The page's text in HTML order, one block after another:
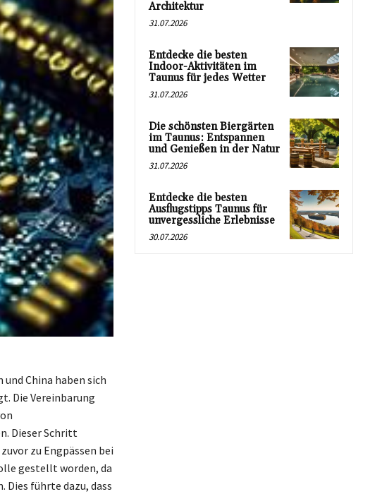
China haben sich
Die Vereinbarung
Dieser Schritt
zu Engpässen bei
gestellt worden, da
Dies führte dazu, dass
Architektur
31.07.2026
Entdecke die besten
Indoor-Aktivitäten im
Taunus für jedes Wetter
31.07.2026
Die schönsten Biergärten
im Taunus: Entspannen
und Genießen in der Natur
31.07.2026
Entdecke die besten
Ausflugstipps Taunus für
unvergessliche Erlebnisse
30.07.2026